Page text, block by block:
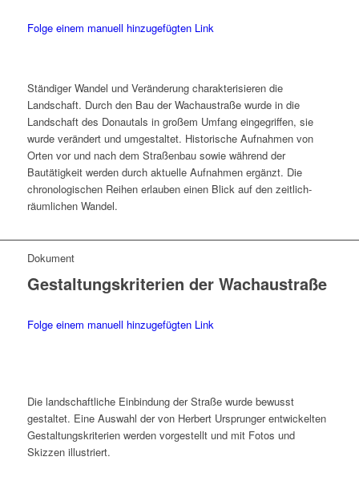
Folge einem manuell hinzugefügten Link
Ständiger Wandel und Veränderung charakterisieren die
Landschaft. Durch den Bau der Wachaustraße wurde in die
Landschaft des Donautals in großem Umfang eingegriffen, sie
wurde verändert und umgestaltet. Historische Aufnahmen von
Orten vor und nach dem Straßenbau sowie während der
Bautätigkeit werden durch aktuelle Aufnahmen ergänzt. Die
chronologischen Reihen erlauben einen Blick auf den zeitlich-
räumlichen Wandel.
Dokument
Gestaltungskriterien der Wachaustraße
Folge einem manuell hinzugefügten Link
Die landschaftliche Einbindung der Straße wurde bewusst
gestaltet. Eine Auswahl der von Herbert Ursprunger entwickelten
Gestaltungskriterien werden vorgestellt und mit Fotos und
Skizzen illustriert.